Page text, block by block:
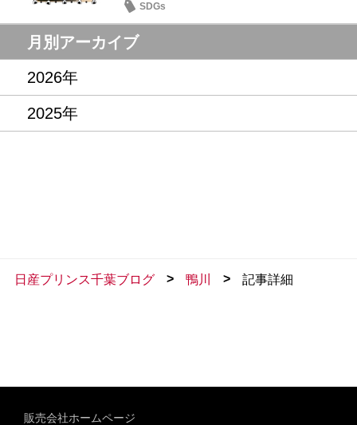
SDGs
月別アーカイブ
2026年
2025年
日産プリンス千葉ブログ > 鴨川 > 記事詳細
販売会社ホームページ